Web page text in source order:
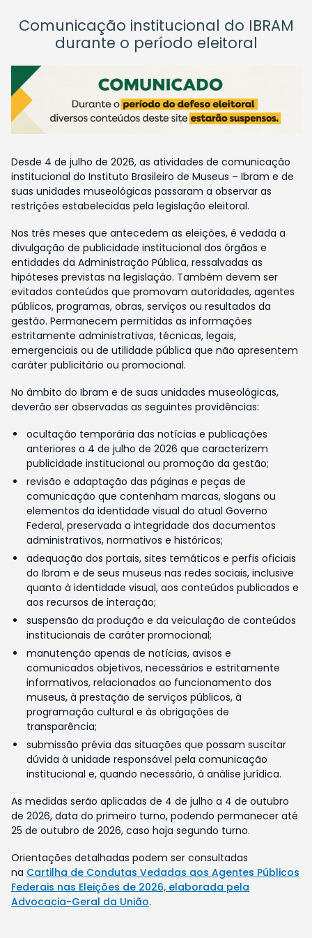
Comunicação institucional do IBRAM
durante o período eleitoral
Desde 4 de julho de 2026, as atividades de comunicação
institucional do Instituto Brasileiro de Museus – Ibram e de
suas unidades museológicas passaram a observar as
restrições estabelecidas pela legislação eleitoral.
Nos três meses que antecedem as eleições, é vedada a
divulgação de publicidade institucional dos órgãos e
entidades da Administração Pública, ressalvadas as
hipóteses previstas na legislação. Também devem ser
evitados conteúdos que promovam autoridades, agentes
públicos, programas, obras, serviços ou resultados da
gestão. Permanecem permitidas as informações
estritamente administrativas, técnicas, legais,
emergenciais ou de utilidade pública que não apresentem
caráter publicitário ou promocional.
No âmbito do Ibram e de suas unidades museológicas,
deverão ser observadas as seguintes providências:
ocultação temporária das notícias e publicações
anteriores a 4 de julho de 2026 que caracterizem
publicidade institucional ou promoção da gestão;
revisão e adaptação das páginas e peças de
comunicação que contenham marcas, slogans ou
elementos da identidade visual do atual Governo
Federal, preservada a integridade dos documentos
administrativos, normativos e históricos;
adequação dos portais, sites temáticos e perfis oficiais
do Ibram e de seus museus nas redes sociais, inclusive
quanto à identidade visual, aos conteúdos publicados e
aos recursos de interação;
suspensão da produção e da veiculação de conteúdos
institucionais de caráter promocional;
manutenção apenas de notícias, avisos e
comunicados objetivos, necessários e estritamente
informativos, relacionados ao funcionamento dos
museus, à prestação de serviços públicos, à
programação cultural e às obrigações de
transparência;
submissão prévia das situações que possam suscitar
dúvida à unidade responsável pela comunicação
institucional e, quando necessário, à análise jurídica.
As medidas serão aplicadas de 4 de julho a 4 de outubro
de 2026, data do primeiro turno, podendo permanecer até
25 de outubro de 2026, caso haja segundo turno.
Orientações detalhadas podem ser consultadas
na Cartilha de Condutas Vedadas aos Agentes Públicos
Federais nas Eleições de 2026, elaborada pela
Advocacia-Geral da União.